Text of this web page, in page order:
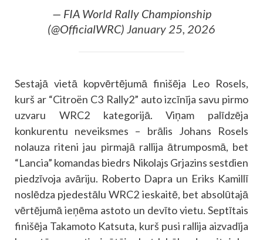
— FIA World Rally Championship
(@OfficialWRC) January 25, 2026
Sestajā vietā kopvērtējumā finišēja Leo Rosels,
kurš ar “Citroën C3 Rally2” auto izcīnīja savu pirmo
uzvaru WRC2 kategorijā. Viņam palīdzēja
konkurentu neveiksmes – brālis Johans Rosels
nolauza riteni jau pirmajā rallija ātrumposmā, bet
“Lancia” komandas biedrs Nikolajs Grjazins sestdien
piedzīvoja avāriju. Roberto Dapra un Eriks Kamillī
noslēdza pjedestālu WRC2 ieskaitē, bet absolūtajā
vērtējumā ieņēma astoto un devīto vietu. Septītais
finišēja Takamoto Katsuta, kurš pusi rallija aizvadīja